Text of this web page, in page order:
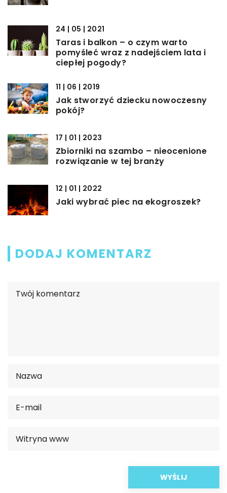
24 | 05 | 2021
Taras i balkon – o czym warto
pomyśleć wraz z nadejściem lata i
ciepłej pogody?
11 | 06 | 2019
Jak stworzyć dziecku nowoczesny
pokój?
17 | 01 | 2023
Zbiorniki na szambo – nieocenione
rozwiązanie w tej branży
12 | 01 | 2022
Jaki wybrać piec na ekogroszek?
DODAJ KOMENTARZ